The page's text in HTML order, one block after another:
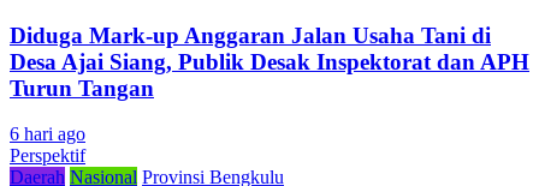
Diduga Mark-up Anggaran Jalan Usaha Tani di
Desa Ajai Siang, Publik Desak Inspektorat dan APH
Turun Tangan
6 hari ago
Perspektif
Daerah Nasional Provinsi Bengkulu